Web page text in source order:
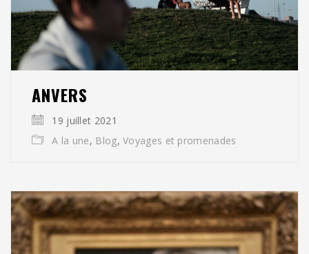
ANVERS
19 juillet 2021
A la une, Blog,Voyages et promenades